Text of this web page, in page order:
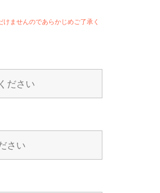
ませんのであらかじめご了承く